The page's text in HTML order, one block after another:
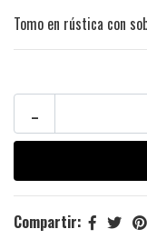
Tomo en rústica con
-
Compartir: